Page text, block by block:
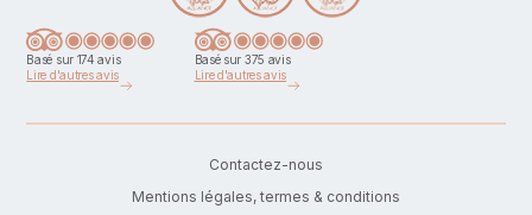
Basé sur 174 avis
Lire d'autres avis
Basé sur 375 avis
Lire d'autres avis
Contactez-nous
Mentions légales, termes & conditions